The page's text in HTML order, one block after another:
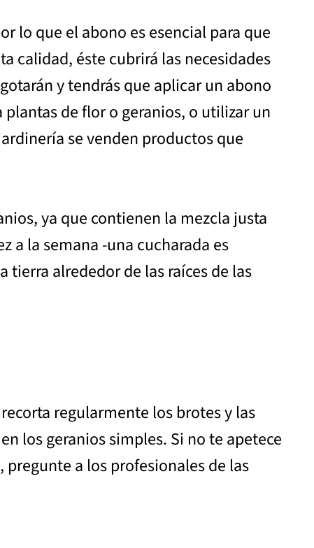
lo que el abono es esencial para que
calidad, éste cubrirá las necesidades
y tendrás que aplicar un abono
de flor o geranios, o utilizar un
se venden productos que
ya que contienen la mezcla justa
a la semana -una cucharada es
tierra alrededor de las raíces de las
regularmente los brotes y las
los geranios simples. Si no te apetece
a los profesionales de las